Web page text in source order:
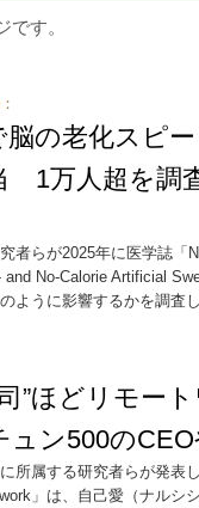
です。
脳の老化スピ
1万人超を調
者らが2025年に医学誌「
No-Calorie Artificial
ように影響するかを調査
”ほどリモー
ュン500の
所属する研究者らが発表
」は、自己愛（ナルシ